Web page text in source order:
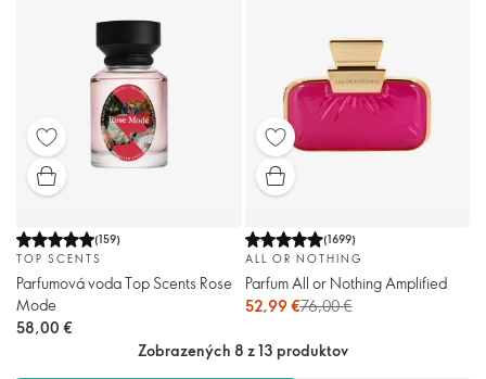
(159)
TOP SCENTS
Parfumová voda Top Scents Rose
Mode
58,00 €
(1699)
ALL OR NOTHING
Parfum All or Nothing Amplified
52,99 €76,00 €
Zobrazených 8 z 13 produktov